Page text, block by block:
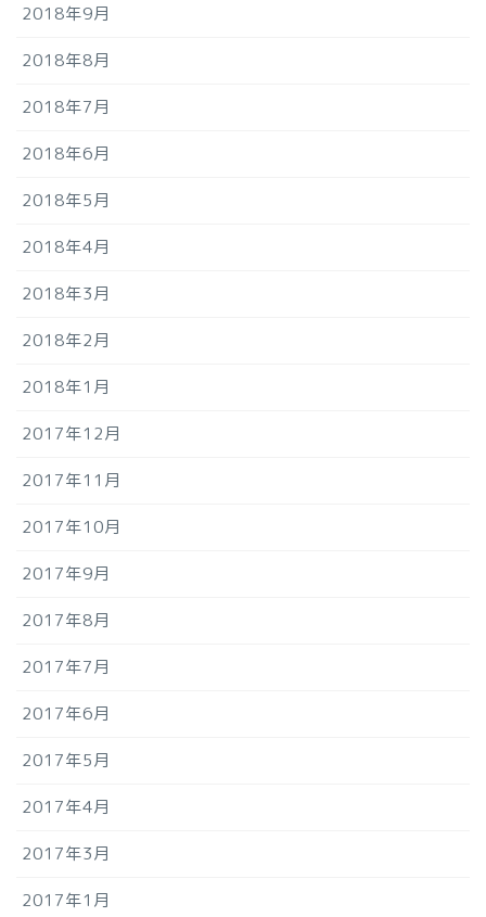
2018年9月
2018年8月
2018年7月
2018年6月
2018年5月
2018年4月
2018年3月
2018年2月
2018年1月
2017年12月
2017年11月
2017年10月
2017年9月
2017年8月
2017年7月
2017年6月
2017年5月
2017年4月
2017年3月
2017年1月